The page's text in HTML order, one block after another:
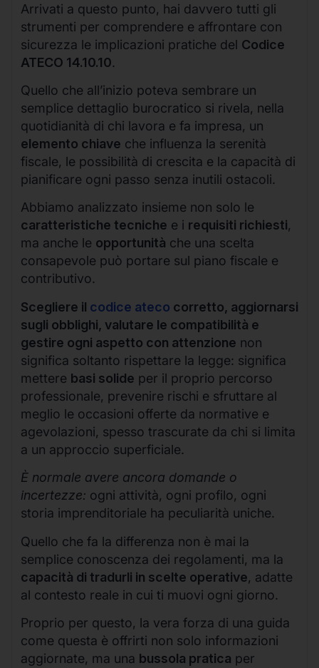
Arrivati a questo punto, hai davvero tutti gli
strumenti per comprendere e affrontare con
sicurezza le implicazioni pratiche del Codice
ATECO 14.10.10.
Quello che all’inizio poteva sembrare un
semplice dettaglio burocratico si rivela, nella
quotidianità di chi lavora e fa impresa, un
elemento chiave che influenza la serenità
fiscale, le possibilità di crescita e la capacità di
pianificare ogni passo senza inutili ostacoli.
Abbiamo analizzato insieme non solo le
caratteristiche tecniche e i requisiti richiesti,
ma anche le opportunità che una scelta
consapevole può portare sul piano fiscale e
contributivo.
Scegliere il codice ateco corretto, aggiornarsi
sugli obblighi, valutare le compatibilità e
gestire ogni aspetto con attenzione non
significa soltanto rispettare la legge: significa
mettere basi solide per il proprio percorso
professionale, prevenire rischi e sfruttare al
meglio le occasioni offerte da normative e
agevolazioni, spesso trascurate da chi si limita
a un approccio superficiale.
È normale avere ancora domande o
incertezze: ogni attività, ogni profilo, ogni
storia imprenditoriale ha peculiarità uniche.
Quello che fa la differenza non è mai la
semplice conoscenza dei regolamenti, ma la
capacità di tradurli in scelte operative, adatte
al contesto reale in cui ti muovi ogni giorno.
Proprio per questo, la vera forza di una guida
come questa è offrirti non solo informazioni
aggiornate, ma una bussola pratica per